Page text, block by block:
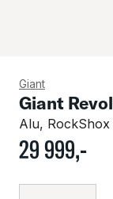
Giant
Giant
Alu, RockShox
29999,-